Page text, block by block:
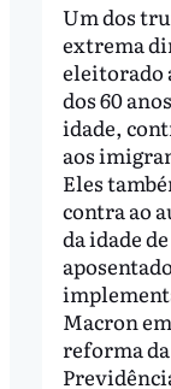
Um dos
extrema
eleitorado
dos 60
idade,
aos
Eles
contra ao
da idade de
Macron
reforma da